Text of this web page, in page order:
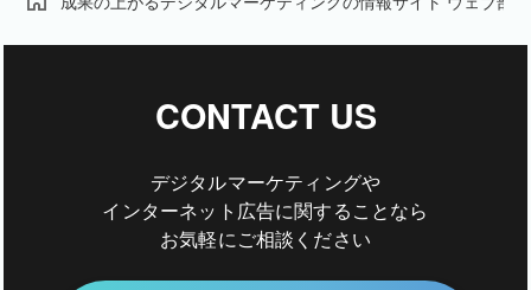
CONTACT US
デジタルマーケティングや
インターネット広告に関することなら
お気軽にご相談ください